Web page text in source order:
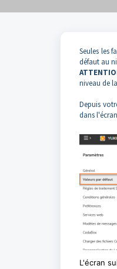
Seules les
défaut au
niveau de
Depuis
dans
L'écran